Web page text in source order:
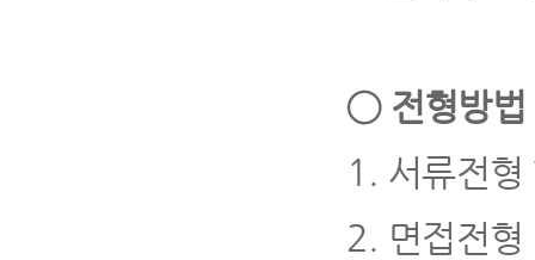
◯ 전형방
1. 서류전
2. 면접전형